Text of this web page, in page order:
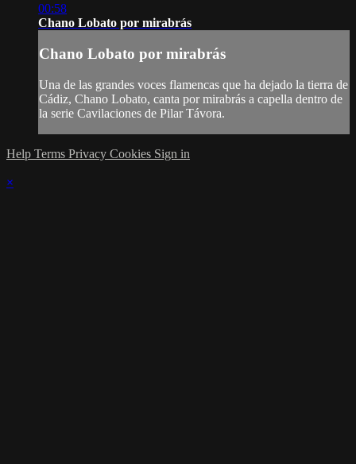
00:58
Chano Lobato por mirabrás
Chano Lobato por mirabrás
Una de las grandes voces flamencas que ha dejado la tierra de
Cádiz, Chano Lobato, canta por mirabrás a capella dentro de
la serie Cavilaciones de Pilar Távora.
Help Terms Privacy Cookies Sign in
×